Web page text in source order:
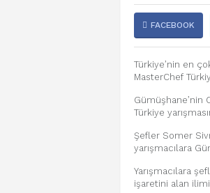
FACEBOOK
Türkiye’nin en
MasterChef
Gümüşhane’nin
Türkiye
Şefler Somer
yarışmacılara
Yarışmacılara
işaretini alan